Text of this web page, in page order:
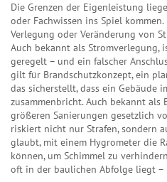
Die Grenzen der Eigenleistung
oder Fachwissen ins Spiel kommen.
Verlegung oder Veränderung von
Auch bekannt als Stromverlegung,
geregelt – und ein falscher
gilt für Brandschutzkonzept,ein
das sicherstellt, dass ein Gebäude
zusammenbricht. Auch bekannt als
größeren Sanierungen gesetzlich
riskiert nicht nur Strafen, sondern
glaubt, mit einem Hygrometer die
können, um Schimmel zu
oft in der baulichen Abfolge liegt –